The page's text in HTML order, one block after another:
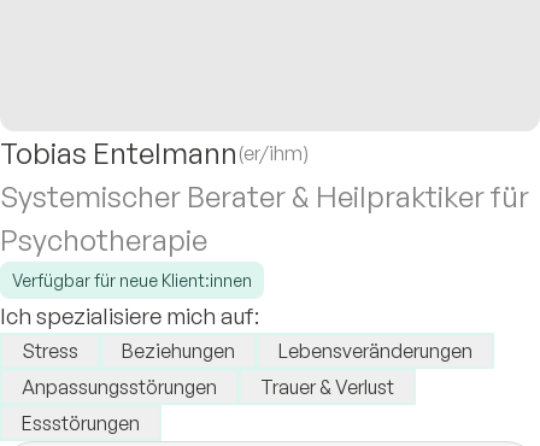
Tobias Entelmann (er/ihm)
Systemischer Berater & Heilpraktiker für
Psychotherapie
Verfügbar für neue Klient:innen
Ich spezialisiere mich auf:
Stress Beziehungen
Lebensveränderungen
Anpassungsstörungen
Trauer & Verlust
Essstörungen